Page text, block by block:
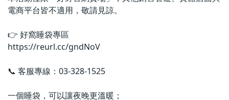
電商平台皆不適用，敬請見諒。
👉 好窩睡袋專區
https://reurl.cc/gndNoV
📞 客服專線：03-328-1525
一個睡袋，可以讓夜晚更溫暖；